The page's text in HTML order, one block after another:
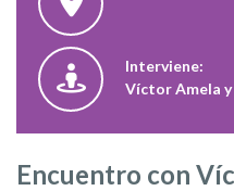
Interviene:
Víctor Amela y
Encuentro con